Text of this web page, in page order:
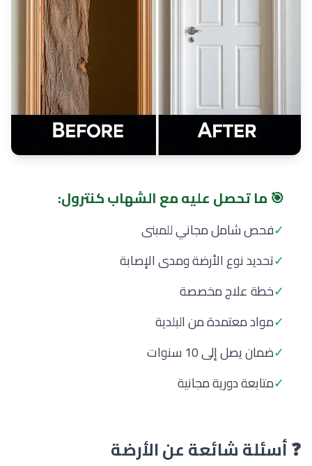
🎯 ما تحصل عليه مع الشهاب كنترول:
✓فحص شامل مجاني للمبنى
✓تحديد نوع الأرضة ومدى الإصابة
✓خطة علاج مخصصة
✓مواد معتمدة من البلدية
✓ضمان يصل إلى 10 سنوات
✓متابعة دورية مجانية
❓ أسئلة شائعة عن الأرضة